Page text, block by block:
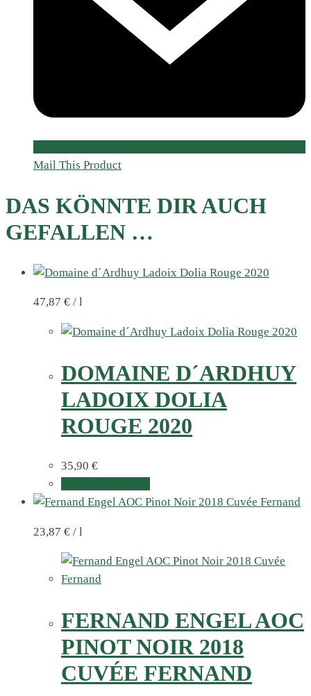
Mail This Product
DAS KÖNNTE DIR AUCH
GEFALLEN …
47,87 € / l
DOMAINE D´ARDHUY
LADOIX DOLIA
ROUGE 2020
35,90 €
23,87 € / l
FERNAND ENGEL AOC
PINOT NOIR 2018
CUVÉE FERNAND